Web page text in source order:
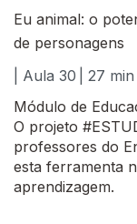
Eu animal: o
de personagens
| Aula 30
| 27 min
Módulo de
O projeto
professores do
esta ferramenta
aprendizagem.